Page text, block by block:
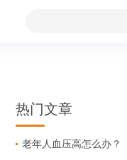
热门文章
老年人血压高怎么办？